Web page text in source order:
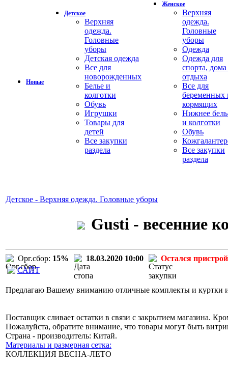
Новые
Детское
Верхняя
одежда.
Головные
уборы
Детская одежда
Все для
новорожденных
Белье и
колготки
Обувь
Игрушки
Товары для
детей
Все закупки
раздела
Женское
Верхняя
одежда.
Головные
уборы
Одежда
Одежда для
спорта,
отдыха
Все для
беременных
кормящих
Нижнее
и колготки
Обувь
Все закупки
раздела
Детское - Верхняя одежда. Головные уборы
Gusti - весенние
Орг.сбор: 15% 18.03.2020 10:00
Остался пристрой
САЙТ
Предлагаю Вашему вниманию отличные комплекты и куртки
Поставщик сливает остатки в связи с закрытием магазина.
Пожалуйста, обратите внимание, что товары могут быть
Страна - производитель: Китай.
Материалы и размерная сетка:
КОЛЛЕКЦИЯ ВЕСНА-ЛЕТО